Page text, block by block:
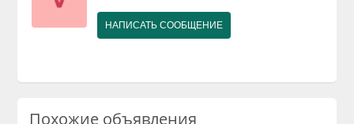
НАПИСАТЬ СООБЩЕНИЕ
Похожие объявления